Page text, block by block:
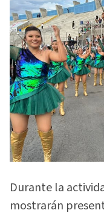
Durante la
mostrarán